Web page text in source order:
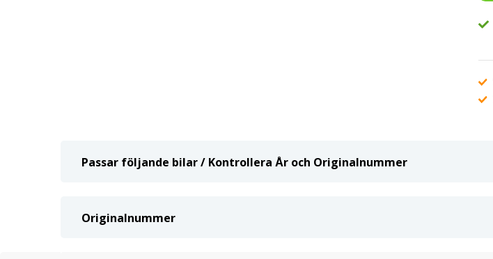
Passar följande bilar / Kontrollera År och Originalnummer
Originalnummer